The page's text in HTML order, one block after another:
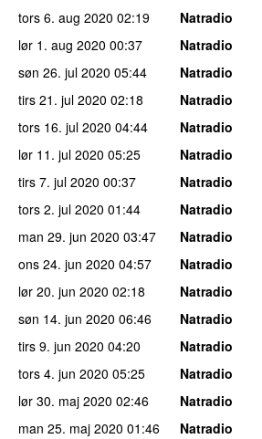
tors 6. aug 2020 02:19
Natradio
lør 1. aug 2020 00:37
Natradio
søn 26. jul 2020 05:44
Natradio
tirs 21. jul 2020 02:18
Natradio
tors 16. jul 2020 04:44
Natradio
lør 11. jul 2020 05:25
Natradio
tirs 7. jul 2020 00:37
Natradio
tors 2. jul 2020 01:44
Natradio
man 29. jun 2020 03:47
Natradio
ons 24. jun 2020 04:57
Natradio
lør 20. jun 2020 02:18
Natradio
søn 14. jun 2020 06:46
Natradio
tirs 9. jun 2020 04:20
Natradio
tors 4. jun 2020 05:25
Natradio
lør 30. maj 2020 02:46
Natradio
man 25. maj 2020 01:46
Natradio